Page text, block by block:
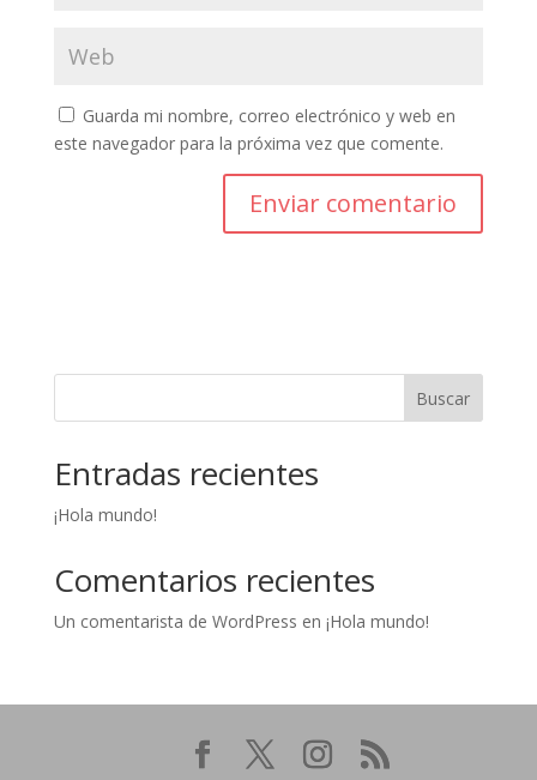
Guarda mi nombre, correo electrónico y web en
este navegador para la próxima vez que comente.
Buscar
Entradas recientes
¡Hola mundo!
Comentarios recientes
Un comentarista de WordPress en ¡Hola mundo!